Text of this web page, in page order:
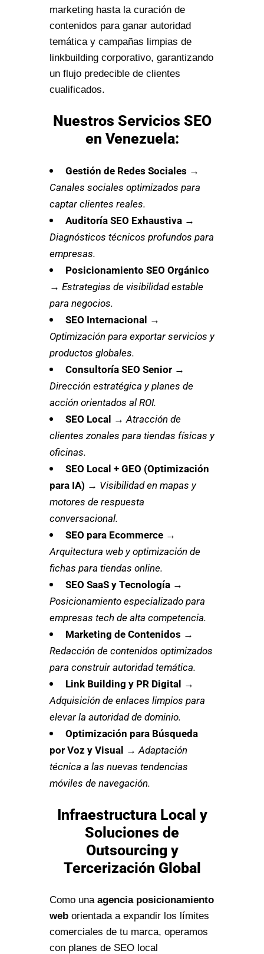
marketing hasta la curación de
contenidos para ganar autoridad
temática y campañas limpias de
linkbuilding corporativo, garantizando
un flujo predecible de clientes
cualificados.
Nuestros Servicios SEO
en Venezuela:
Gestión de Redes Sociales →
Canales sociales optimizados para
captar clientes reales.
Auditoría SEO Exhaustiva →
Diagnósticos técnicos profundos para
empresas.
Posicionamiento SEO Orgánico
→ Estrategias de visibilidad estable
para negocios.
SEO Internacional →
Optimización para exportar servicios y
productos globales.
Consultoría SEO Senior →
Dirección estratégica y planes de
acción orientados al ROI.
SEO Local →Atracción de
clientes zonales para tiendas físicas y
oficinas.
SEO Local + GEO (Optimización
para IA) → Visibilidad en mapas y
motores de respuesta
conversacional.
SEO para Ecommerce →
Arquitectura web y optimización de
fichas para tiendas online.
SEO SaaS y Tecnología →
Posicionamiento especializado para
empresas tech de alta competencia.
Marketing de Contenidos →
Redacción de contenidos optimizados
para construir autoridad temática.
Link Building y PR Digital →
Adquisición de enlaces limpios para
elevar la autoridad de dominio.
Optimización para Búsqueda
por Voz y Visual →Adaptación
técnica a las nuevas tendencias
móviles de navegación.
Infraestructura Local y
Soluciones de
Outsourcing y
Tercerización Global
Como una agencia posicionamiento
web orientada a expandir los límites
comerciales de tu marca, operamos
con planes de SEO local